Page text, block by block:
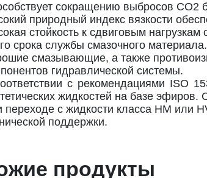
сокращению выбросов CO2
природный индекс вязкости
стойкость к сдвиговым
срока службы смазочного материала.
смазывающие, а также
гидравлической системы.
с рекомендациями ISO
жидкостей на базе
переходе с жидкости класса HM или
поддержки.
продукты